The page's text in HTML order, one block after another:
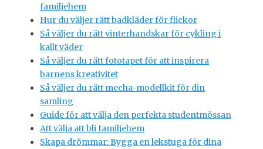
familjehem
Hur du väljer rätt badkläder för flickor
Så väljer du rätt vinterhandskar för cykling i
kallt väder
Så väljer du rätt fototapet för att inspirera
barnens kreativitet
Så väljer du rätt mecha-modellkit för din
samling
Guide för att välja den perfekta studentmössan
Att välja att bli familjehem
Skapa drömmar: Bygga en lekstuga för dina